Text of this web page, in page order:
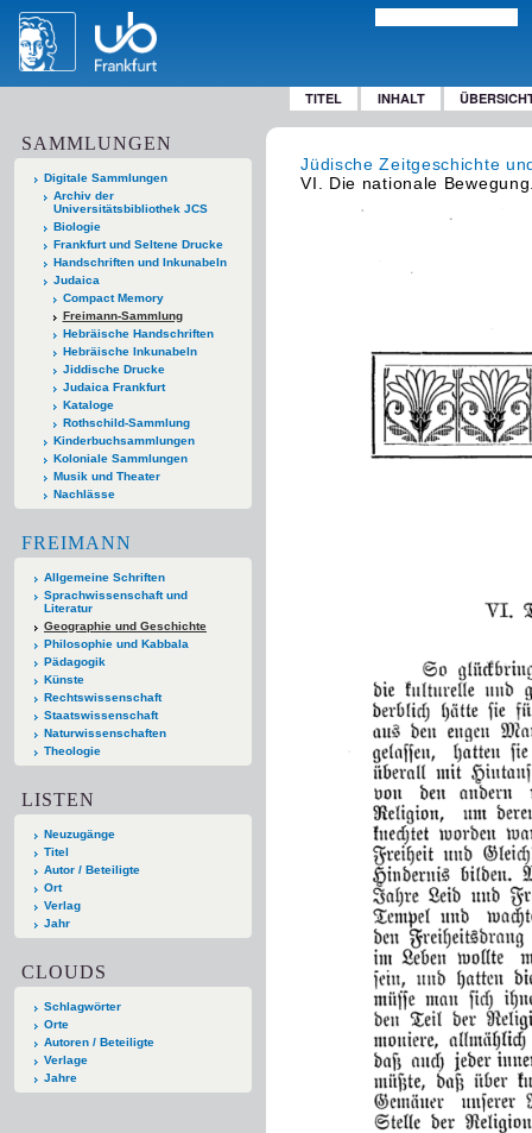
TITEL INHALT
SAMMLUNGEN
Digitale Sammlungen
Archiv der
Universitätsbibliothek JCS
Biologie
Frankfurt und Seltene Drucke
Handschriften und Inkunabeln
Judaica
Compact Memory
Freimann-Sammlung
Hebräische Handschriften
Hebräische Inkunabeln
Jiddische Drucke
Judaica Frankfurt
Kataloge
Rothschild-Sammlung
Kinderbuchsammlungen
Koloniale Sammlungen
Musik und Theater
Nachlässe
FREIMANN
Allgemeine Schriften
Sprachwissenschaft und
Literatur
Geographie und Geschichte
Philosophie und Kabbala
Pädagogik
Künste
Rechtswissenschaft
Staatswissenschaft
Naturwissenschaften
Theologie
LISTEN
Neuzugänge
Titel
Autor / Beteiligte
Ort
Verlag
Jahr
CLOUDS
Schlagwörter
Orte
Autoren / Beteiligte
Verlage
Jahre
Jüdische Zeitgeschichte
VI. Die nationale